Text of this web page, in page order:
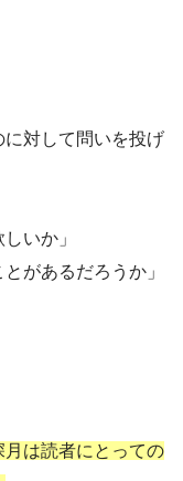
対して問いを投げ
いか」
があるだろうか」
は読者にとっての